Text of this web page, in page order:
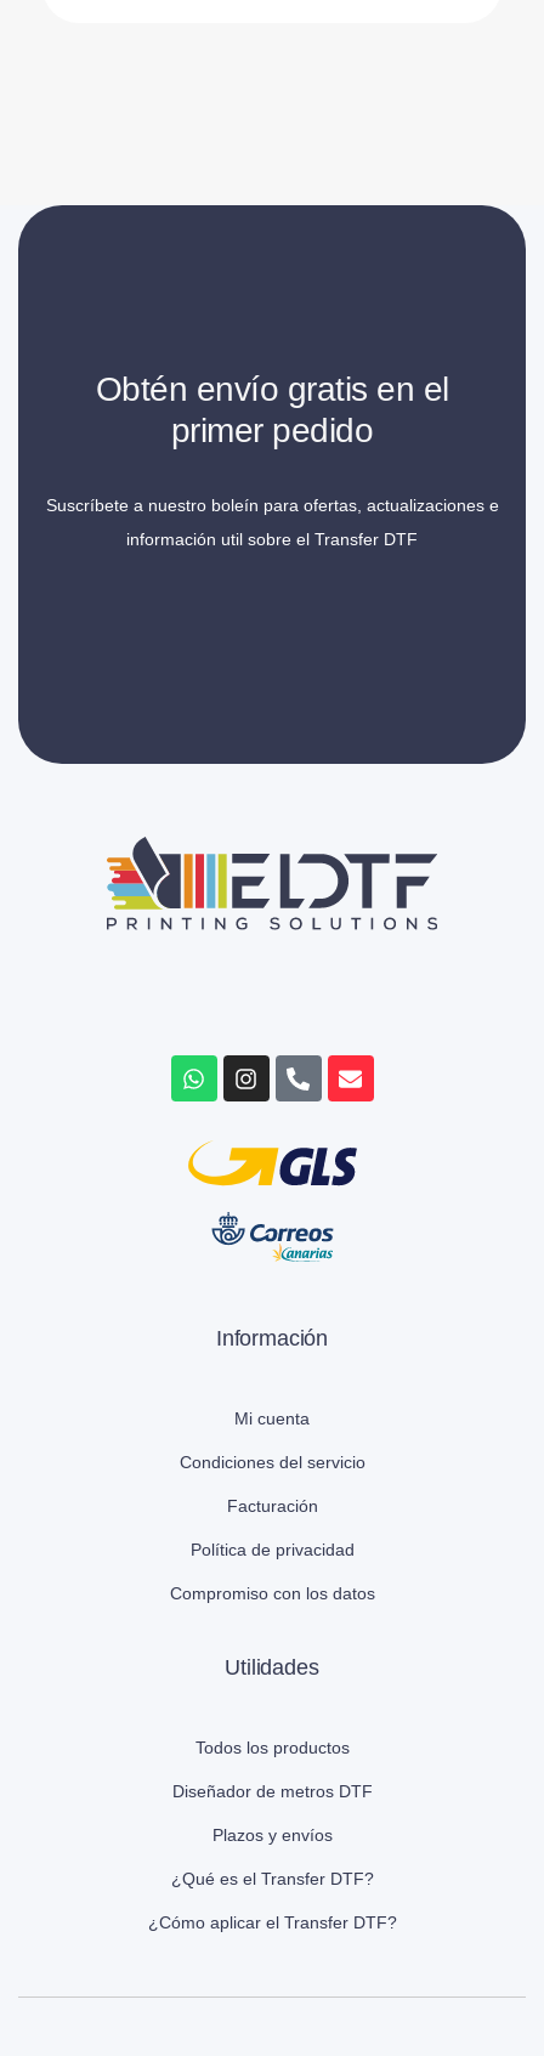
Obtén envío gratis en el
primer pedido
Suscríbete a nuestro boleín para ofertas, actualizaciones e
información util sobre el Transfer DTF
Información
Mi cuenta
Condiciones del servicio
Facturación
Política de privacidad
Compromiso con los datos
Utilidades
Todos los productos
Diseñador de metros DTF
Plazos y envíos
¿Qué es el Transfer DTF?
¿Cómo aplicar el Transfer DTF?